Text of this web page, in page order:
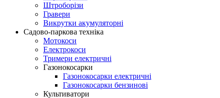
Штроборізи
Гравери
Викрутки акумуляторні
Садово-паркова техніка
Мотокоси
Електрокоси
Тримери електричні
Газонокосарки
Газонокосарки електричні
Газонокосарки бензинові
Культиватори